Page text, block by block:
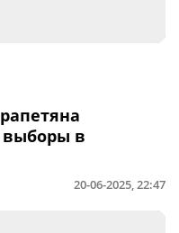
выборы в
20-06-2025, 22:47